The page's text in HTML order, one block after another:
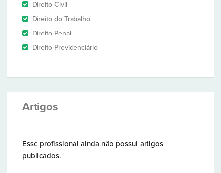
Direito Civil
Direito do Trabalho
Direito Penal
Direito Previdenciário
Artigos
Esse profissional ainda não possui artigos
publicados.